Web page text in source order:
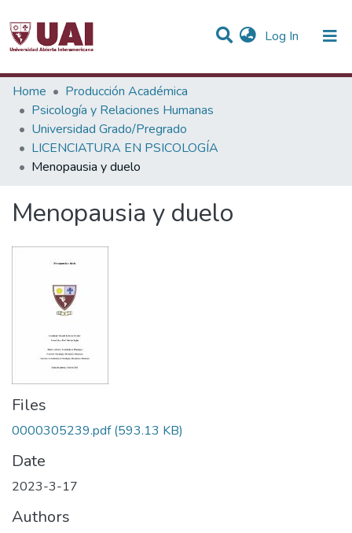
Log In (current)
Statistics
Communities & Collections
All of DSpace
Home
Producción Académica
Psicología y Relaciones Humanas
Universidad Grado/Pregrado
LICENCIATURA EN PSICOLOGÍA
Menopausia y duelo
Menopausia y duelo
Files
0000305239.pdf (593.13 KB)
Date
2023-3-17
Authors